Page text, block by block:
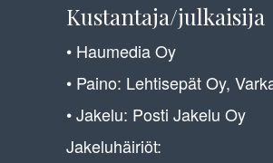
Kustantaja/julkaisija
• Haumedia Oy
• Paino: Lehtisepät Oy,
• Jakelu: Posti Jakelu Oy
Jakeluhäiriöt: